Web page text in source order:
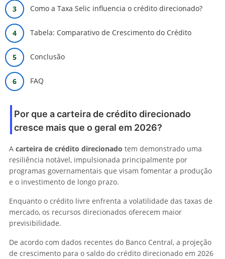
Como a Taxa Selic influencia o crédito direcionado?
Tabela: Comparativo de Crescimento do Crédito
Conclusão
FAQ
Por que a carteira de crédito direcionado
cresce mais que o geral em 2026?
A carteira de crédito direcionado tem demonstrado uma
resiliência notável, impulsionada principalmente por
programas governamentais que visam fomentar a produção
e o investimento de longo prazo.
Enquanto o crédito livre enfrenta a volatilidade das taxas de
mercado, os recursos direcionados oferecem maior
previsibilidade.
De acordo com dados recentes do Banco Central, a projeção
de crescimento para o saldo do crédito direcionado em 2026